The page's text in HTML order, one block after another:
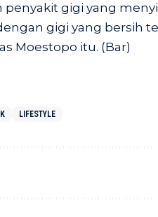
gigi yang
gigi yang bersih
Moestopo itu. (Bar)
LIFESTYLE